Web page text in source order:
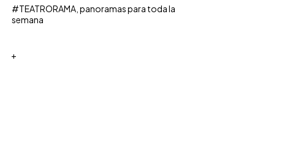
#TEATRORAMA, panoramas para toda la
semana
+